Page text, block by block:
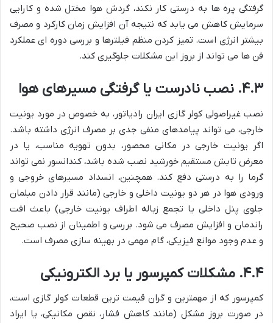
گرفتگی پره ها به درستی کار نکند، گردش هوا مختل شده و کارایی
سرمایش کاهش می یابد که نتیجه آن افزایش زمان کارکرد و مصرف
بیشتر انرژی است. تمیز کردن منظم فیلترها و بررسی دوره ای عملکرد
فن ها می تواند از بروز این مشکلات جلوگیری کند.
۴.۳. نصب نادرست یا گرفتگی مسیرهای هوا
نصب غیراصولی کولر گازی ایران رادیاتور، به خصوص در مورد یونیت
خارجی، می تواند پیامدهای منفی جدی بر مصرف انرژی داشته باشد.
اگر یونیت خارجی در مکانی محصور، بدون تهویه مناسب، یا در
معرض تابش مستقیم خورشید نصب شده باشد، کندانسور نمی تواند
گرما را به درستی دفع کند. همچنین، انسداد مسیرهای خروجی و
ورودی هوا در هر دو یونیت داخلی و خارجی (مانند قرار دادن مبلمان
جلوی پنل داخلی یا تجمع زباله اطراف یونیت خارجی) باعث افت
راندمان و افزایش مصرف می شود. بررسی و اطمینان از نصب صحیح
و عدم وجود موانع فیزیکی، گام مهمی در بهینه سازی مصرف است.
۴.۴. مشکلات کمپرسور یا برد الکترونیکی
کمپرسور که از مهمترین و گران قیمت ترین قطعات کولر گازی است،
در صورت بروز مشکل (مانند کاهش فشار، نقص مکانیکی، یا ایراد